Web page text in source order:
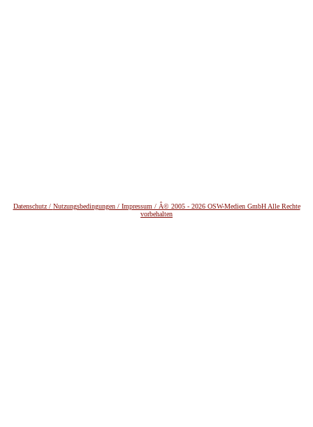
Datenschutz / Nutzungsbedingungen / Impressum / Â© 2005 - 2026 OSW-Medien GmbH Alle Rechte
vorbehalten